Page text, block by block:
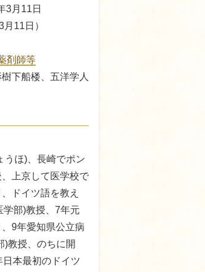
3月11日
11日）
剤師等
下船楼、五洋学人
うほ)、長崎でポン
上京して医学校で
ドイツ語を教え
学部)教授、7年元
9年愛知県公立病
)教授、のちに開
本最初のドイツ